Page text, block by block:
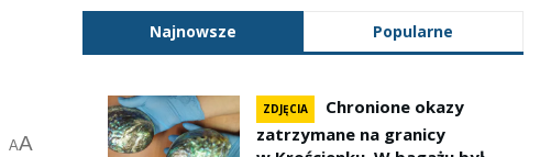
AA
Najnowsze Popularne
ZDJĘCIA
Chronione okazy
zatrzymane na granicy